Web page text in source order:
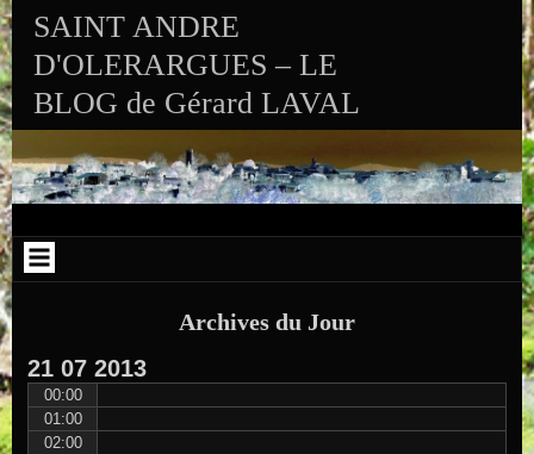
Skip to VISITS_COUNTER_WIDGET
SAINT ANDRE
D'OLERARGUES – LE
BLOG de Gérard LAVAL
Archives du Jour
21 07 2013
00:00
01:00
02:00